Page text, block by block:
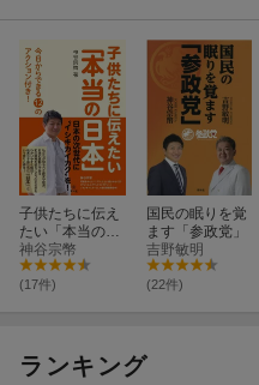
子供たちに伝え
たい「本当の日
本」
神谷宗幣
(17件)
国民の眠りを覚
ます「参政党」
吉野敏明
(22件)
ランキング